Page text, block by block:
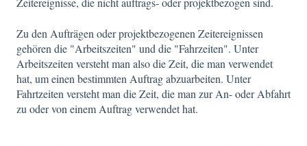
Zu den Aufträgen oder projektbezogenen Zeitereignissen
gehören die "Arbeitszeiten" und die "Fahrzeiten". Unter
Arbeitszeiten versteht man also die Zeit, die man verwendet
hat, um einen bestimmten Auftrag abzuarbeiten. Unter
Fahrtzeiten versteht man die Zeit, die man zur An- oder Abfahrt
zu oder von einem Auftrag verwendet hat.